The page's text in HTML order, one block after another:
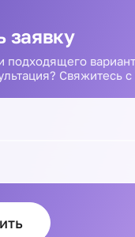
заявку
подходящего
Свяжитесь